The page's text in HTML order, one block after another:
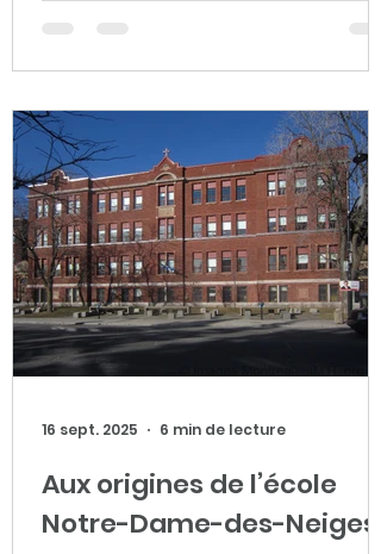
Malheureusement, aujourd’hui en
2025, très peu de ces cours d’eau
sont encore visibles dans le
paysage urbain. Pourtant, il est
encore possible d’en voir et d’en
entendre certains, comme le
ruisseau Raimbault. Ce cours d’ea
Aux origines de l’école
Notre-Dame-des-Neiges
16 sept. 2025 6 min de lecture